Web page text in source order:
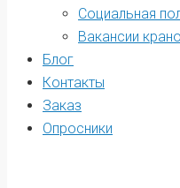
Социальная
Вакансии
Блог
Контакты
Заказ
Опросники